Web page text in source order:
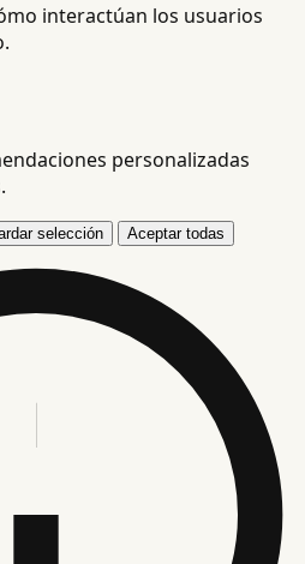
interactúan los usuarios
personalizadas
selección Aceptar todas